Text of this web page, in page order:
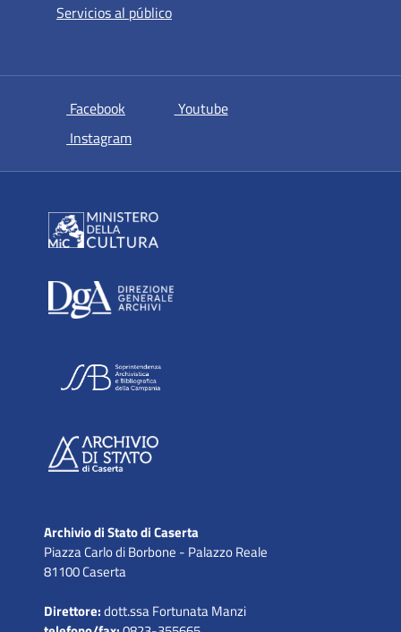
Servicios al público
Facebook si apre in una nuova scheda
Youtubesi apre in una nuova scheda
Instagramsi apre in una nuova scheda
Archivio di Stato di Caserta
Piazza Carlo di Borbone - Palazzo Reale
81100 Caserta
Direttore:dott.ssa Fortunata Manzi